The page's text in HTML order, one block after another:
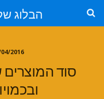
הבלוג
10/04/2016 •
סוד